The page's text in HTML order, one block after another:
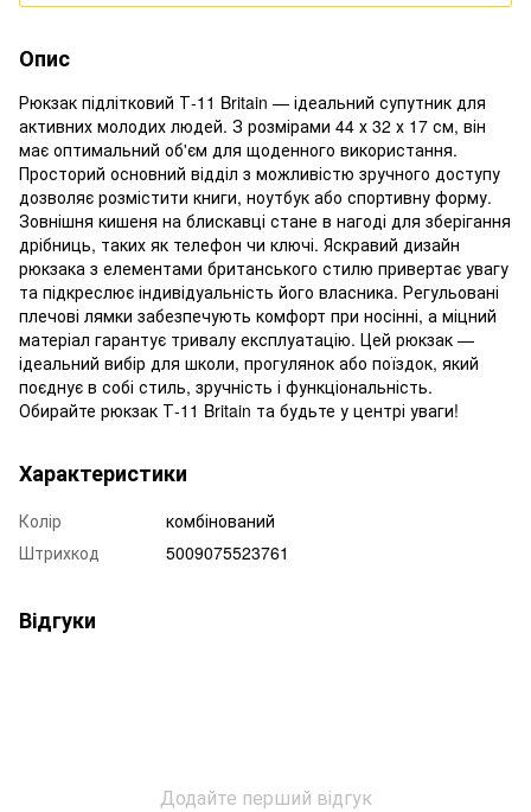
Опис
Рюкзак підлітковий Т-11 Britain — ідеальний супутник для
активних молодих людей. З розмірами 44 х 32 х 17 см, він
має оптимальний об'єм для щоденного використання.
Просторий основний відділ з можливістю зручного доступу
дозволяє розмістити книги, ноутбук або спортивну форму.
Зовнішня кишеня на блискавці стане в нагоді для зберігання
дрібниць, таких як телефон чи ключі. Яскравий дизайн
рюкзака з елементами британського стилю привертає увагу
та підкреслює індивідуальність його власника. Регульовані
плечові лямки забезпечують комфорт при носінні, а міцний
матеріал гарантує тривалу експлуатацію. Цей рюкзак —
ідеальний вибір для школи, прогулянок або поїздок, який
поєднує в собі стиль, зручність і функціональність.
Обирайте рюкзак Т-11 Britain та будьте у центрі уваги!
Характеристики
Колір
комбінований
Штрихкод
5009075523761
Відгуки
Додайте перший відгук